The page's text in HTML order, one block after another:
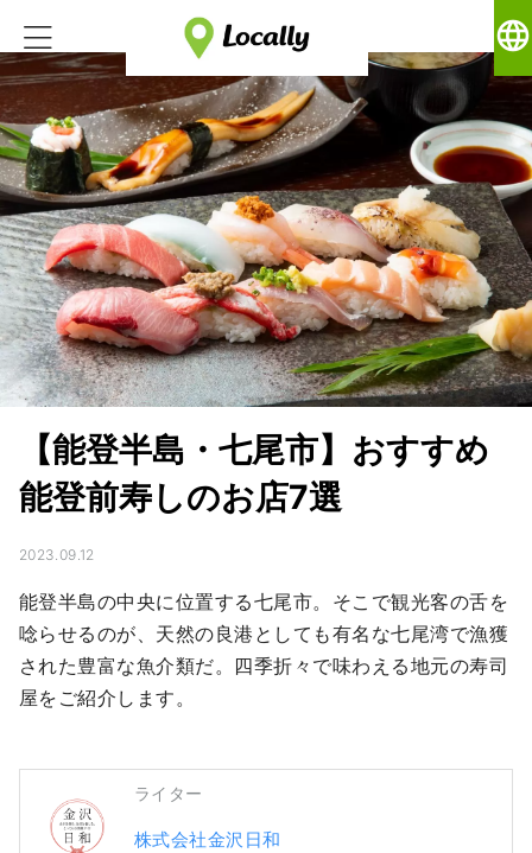
language
【能登半島・七尾市】おすすめ
能登前寿しのお店7選
2023.09.12
能登半島の中央に位置する七尾市。そこで観光客の舌を
唸らせるのが、天然の良港としても有名な七尾湾で漁獲
された豊富な魚介類だ。四季折々で味わえる地元の寿司
屋をご紹介します。
ライター
株式会社金沢日和